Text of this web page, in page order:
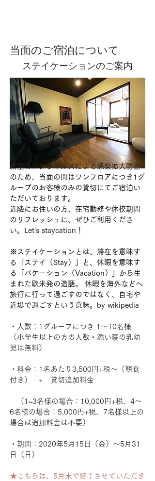
当面のご宿泊について
ステイケーションのご案内
新型コロナウィルスによる感染拡大防止
のため、当面の間はワンフロアにつき1グ
ループのお客様のみの貸切にてご宿泊い
ただいております。
近隣にお住いの方、在宅勤務や休校期間
のリフレッシュに、ぜひご利用くださ
い。Let's staycation！
​※ステイケーションとは、滞在を意味す
る「ステイ（Stay）」と、休暇を意味す
る「バケーション（Vacation）」から生
まれた欧米発の造語。 休暇を海外などへ
旅行に行って過ごすのではなく、自宅や
近場で過ごすという意味。by wikipedia
・人数：1グループにつき 1〜10名様
（小学生以上の方の人数・添い寝の乳幼
児は無料）
・料金：1名あたり3,500円+税〜（朝食
付き） + 貸切追加料金
（1~3名様の場合：10,000円+税、4〜
6名様の場合：5,000円+税、7名様以上の
場合は追加料金は不要）
・期間：2020年5月15日（金）〜5月31
日（日）
★こちらは、5月末で終了させていただき